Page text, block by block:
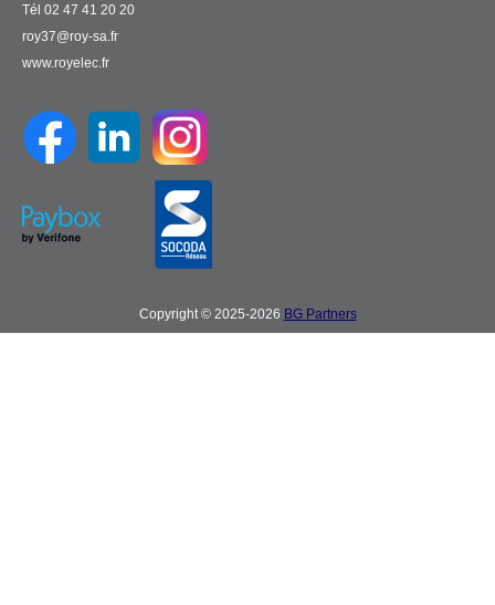
Tél 02 47 41 20 20
roy37@roy-sa.fr
www.royelec.fr
Copyright © 2025-2026 BG Partners